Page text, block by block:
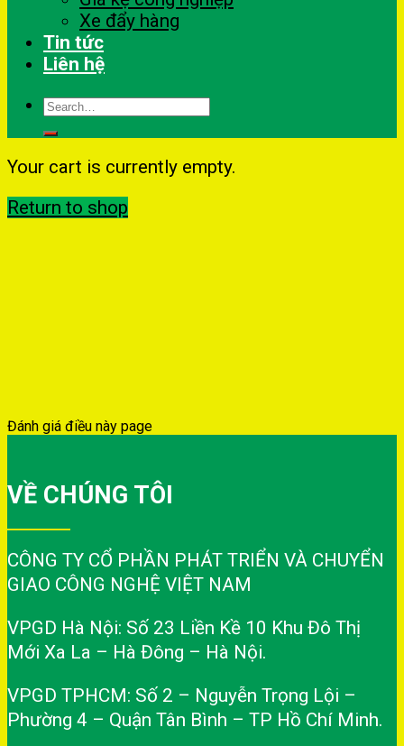
Xe đẩy hàng
Tin tức
Liên hệ
Search
Your cart is currently empty.
Return to shop
Đánh giá điều này page
VỀ CHÚNG TÔI
CÔNG TY CỔ PHẦN PHÁT TRIỂN VÀ CHUYỂN
GIAO CÔNG NGHỆ VIỆT NAM
VPGD Hà Nội: Số 23 Liền Kề 10 Khu Đô Thị
Mới Xa La – Hà Đông – Hà Nội.
VPGD TPHCM: Số 2 – Nguyễn Trọng Lội –
Phường 4 – Quận Tân Bình – TP Hồ Chí Minh.